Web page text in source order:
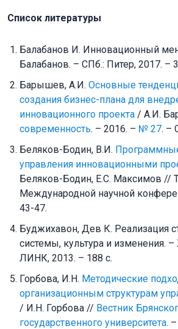
Список литературы
Балабанов И. Инновационный
Балабанов. – СПб.: Питер, 2017. –
Барышев, А.И. Основные
создания бизнес-плана для
инновационного проекта / А.И.
современность. – 2016. – № 27. –
Беляков-Бодин, В.И.
управления инновационными
Беляков-Бодин, Е.С. Максимов //
Международной научной
43-47.
Буджихавон, Дев К. Реализация
системы, культура и изменения.
ЛИНК, 2013. – 188 с.
Горбова, И.Н. Методические
организационным структурам
/ И.Н. Горбова // Вестник
государственного университета.